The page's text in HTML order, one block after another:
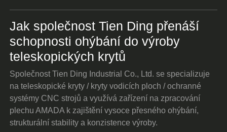
Jak společnost Tien Ding přenáší
schopnosti ohýbání do výroby
teleskopických krytů
Společnost Tien Ding Industrial Co., Ltd. se specializuje
na teleskopické kryty / kryty vodicích ploch / ochranné
systémy CNC strojů a využívá zařízení na zpracování
plechu AMADA k zajištění vysoce přesného ohýbání,
strukturální stability a konzistence výroby.